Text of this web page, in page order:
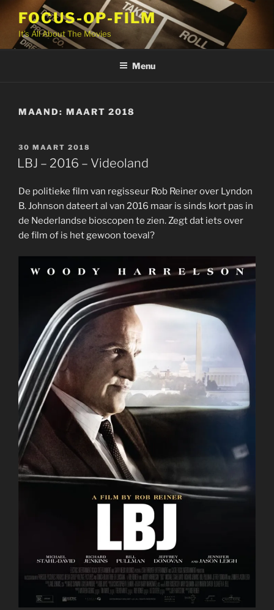
inhoud
FOCUS-OP-FILM
It's All About The Movies
Menu
MAAND: MAART 2018
GEPLAATST
OP
30 MAART 2018
LBJ – 2016 – Videoland
De politieke film van regisseur Rob Reiner over Lyndon
B. Johnson dateert al van 2016 maar is sinds kort pas in
de Nederlandse bioscopen te zien. Zegt dat iets over
de film of is het gewoon toeval?